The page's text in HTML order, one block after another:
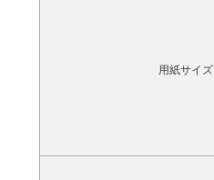
用紙サイズ